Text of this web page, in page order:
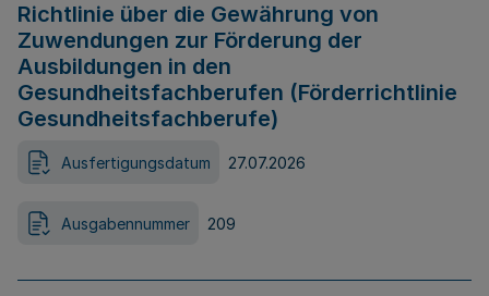
Richtlinie über die Gewährung von
Zuwendungen zur Förderung der
Ausbildungen in den
Gesundheitsfachberufen (Förderrichtlinie
Gesundheitsfachberufe)
Ausfertigungsdatum 27.07.2026
Ausgabennummer 209